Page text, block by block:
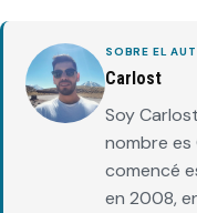
SOBRE EL
Carlost
Soy
nombre
comencé
en 2008,